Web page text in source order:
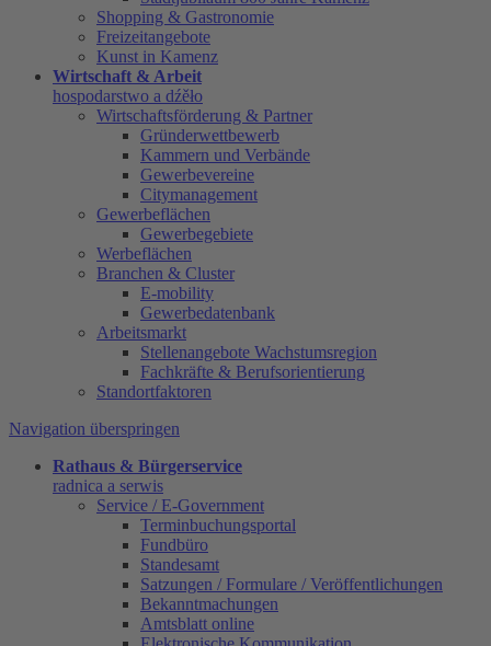
Shopping & Gastronomie
Freizeitangebote
Kunst in Kamenz
Wirtschaft & Arbeit
hospodarstwo a dźěło
Wirtschaftsförderung & Partner
Gründerwettbewerb
Kammern und Verbände
Gewerbevereine
Citymanagement
Gewerbeflächen
Gewerbegebiete
Werbeflächen
Branchen & Cluster
E-mobility
Gewerbedatenbank
Arbeitsmarkt
Stellenangebote Wachstumsregion
Fachkräfte & Berufsorientierung
Standortfaktoren
Navigation überspringen
Rathaus & Bürgerservice
radnica a serwis
Service / E-Government
Terminbuchungsportal
Fundbüro
Standesamt
Satzungen / Formulare / Veröffentlichungen
Bekanntmachungen
Amtsblatt online